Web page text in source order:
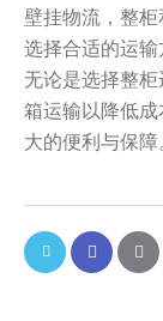
壁挂物流，整
选择合适的运输
无论是选择整
箱运输以降低
大的便利与保障